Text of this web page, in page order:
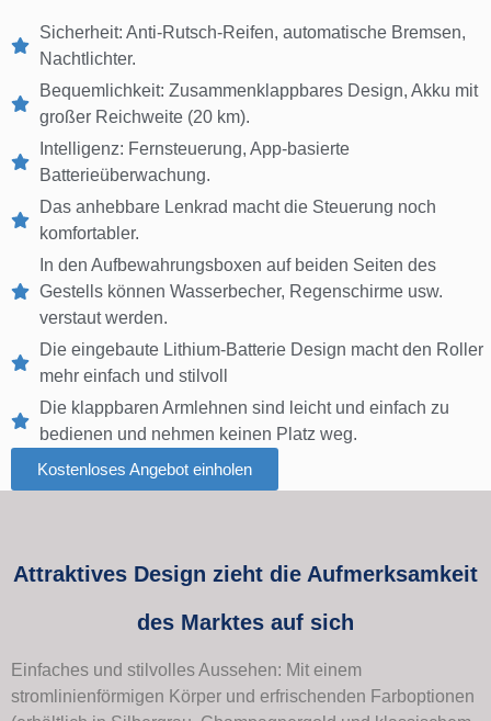
Sicherheit: Anti-Rutsch-Reifen, automatische Bremsen,
Nachtlichter.
Bequemlichkeit: Zusammenklappbares Design, Akku mit
großer Reichweite (20 km).
Intelligenz: Fernsteuerung, App-basierte
Batterieüberwachung.
Das anhebbare Lenkrad macht die Steuerung noch
komfortabler.
In den Aufbewahrungsboxen auf beiden Seiten des
Gestells können Wasserbecher, Regenschirme usw.
verstaut werden.
Die eingebaute Lithium-Batterie Design macht den Roller
mehr einfach und stilvoll
Die klappbaren Armlehnen sind leicht und einfach zu
bedienen und nehmen keinen Platz weg.
Kostenloses Angebot einholen
Attraktives Design zieht die Aufmerksamkeit
des Marktes auf sich
Einfaches und stilvolles Aussehen: Mit einem
stromlinienförmigen Körper und erfrischenden Farboptionen